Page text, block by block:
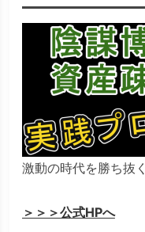
激動の時代を勝ち抜
＞＞＞公式HPへ